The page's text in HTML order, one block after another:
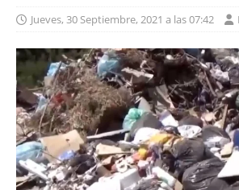
Jueves, 30 Septiembre, 2021 a las 07:42